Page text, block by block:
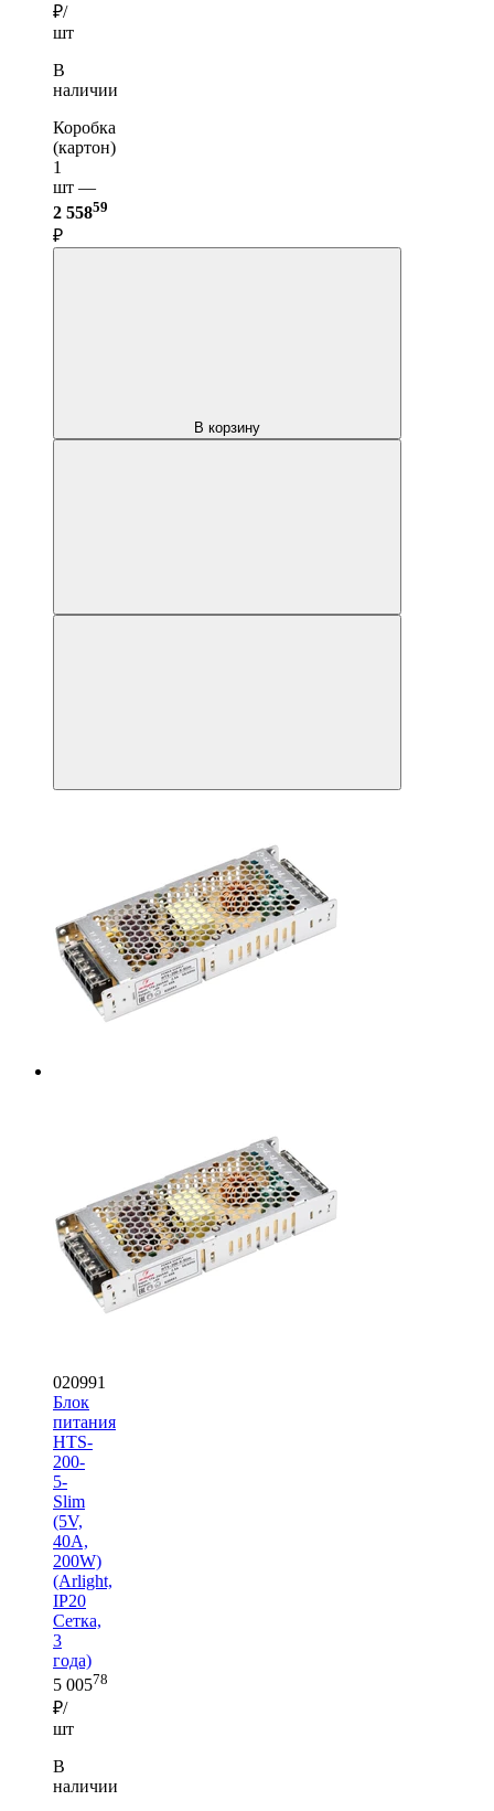
₽/
шт
В
наличии
Коробка
(картон)
1
шт —
2 55859
₽
В корзину
020991
Блок
питания
HTS-
200-
5-
Slim
(5V,
40A,
200W)
(Arlight,
IP20
Сетка,
3
года)
5 00578
₽/
шт
В
наличии